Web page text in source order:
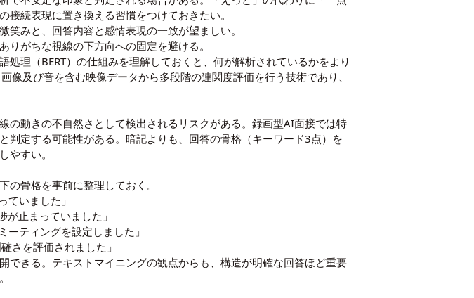
続表現に置き換える習慣をつけておきたい。
笑みと、回答内容と感情表現の一致が望ましい。
りがちな視線の下方向への固定を避ける。
処理（BERT）の仕組みを理解しておくと、何が解析されているかをより
像及び音を含む映像データから多段階の連関度評価を行う技術であり、
動きの不自然さとして検出されるリスクがある。録画型AI面接では特
定する可能性がある。暗記よりも、回答の骨格（キーワード3点）を
やすい。
骨格を事前に整理しておく。
ていました」
止まっていました」
ティングを設定しました」
さを評価されました」
できる。 テキストマイニングの観点からも、構造が明確な回答ほど重要